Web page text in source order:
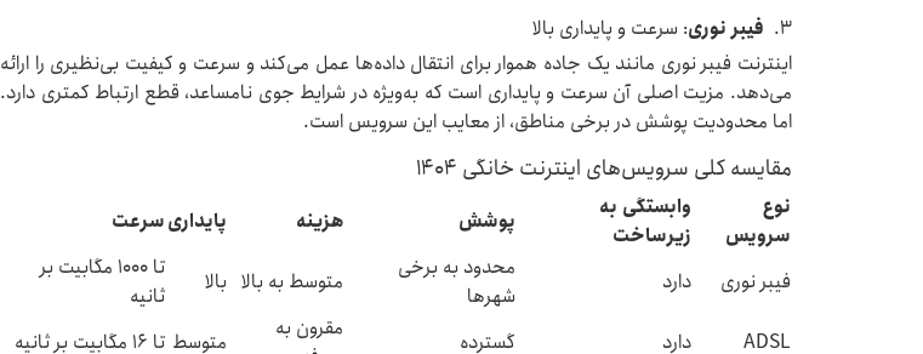
3. فیبر نوری: سرعت و پایداری بالا
اینترنت فیبر نوری مانند یک جاده هموار برای انتقال داده‌ها عمل می‌کند و سرعت و کیفیت بی‌نظیری را ارائه
می‌دهد. مزیت اصلی آن سرعت و پایداری است که به‌ویژه در شرایط جوی نامساعد، قطع ارتباط کمتری دارد.
اما محدودیت پوشش در برخی مناطق، از معایب این سرویس است.
مقایسه کلی سرویس‌های اینترنت خانگی 1404
نوع
سرویس
وابستگی به
زیرساخت
پوشش هزینه پایداریسرعت
فیبر نوری
دارد
محدود به برخی
شهرها
متوسط به بالا بالا
تا 1000 مگابیت بر
ثانیه
ADSL
دارد گسترده
مقرون به
متوسط تا 16 مگابیت بر ثانیه